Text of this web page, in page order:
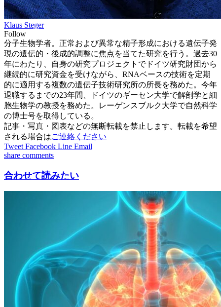
Klaus Steger
Follow
分子生物学者。正常および異常な精子形成における遺伝子発
現の遺伝的・後成的調整に焦点を当てた研究を行う。過去30
年にわたり、自身の研究プロジェクトでドイツ研究財団から
継続的に研究資金を受けながら、RNAベースの技術を定期
的に適用する複数の遺伝子技術研究所の所長を務めた。今年
退職するまでの23年間、ドイツのギーセン大学で解剖学と細
胞生物学の教授を務めた。レーゲンスブルク大学で自然科学
の博士号を取得している。
記事・写真・図表などの無断転載を禁止します。転載を希望
される場合はご連絡ください
Tweet Facebook Line Email
share comments
合わせて読みたい